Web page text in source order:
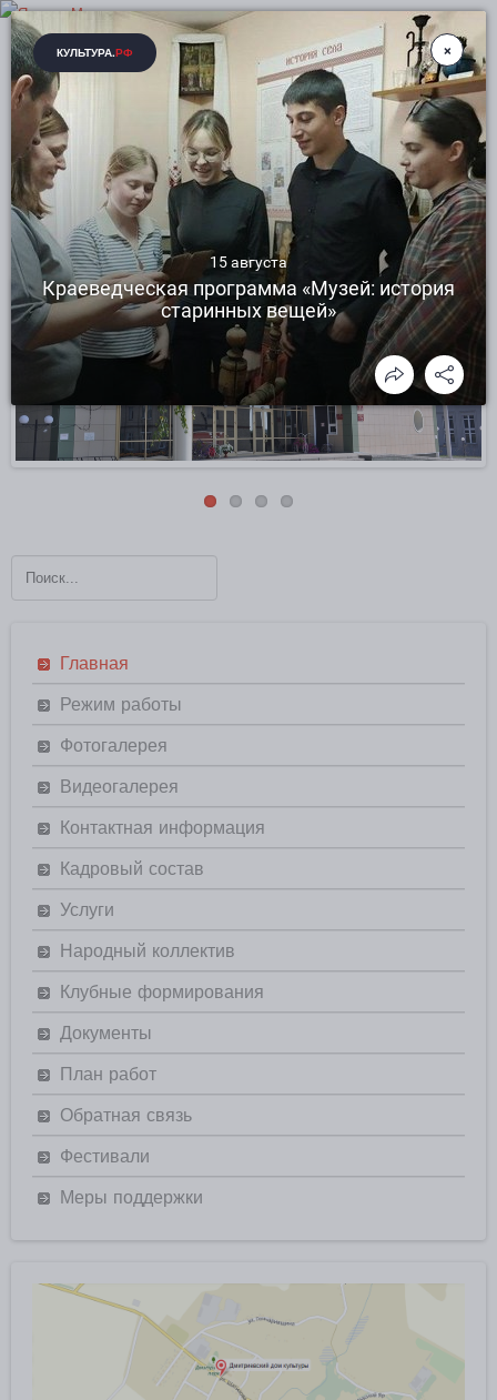
ДМИТРИЕВСКИЙ ЦЕНТР КУЛЬТУРНОГО
РАЗВИТИЯ РАКИТЯНСКОГО РАЙОНА
БЕЛГОРОДСКОЙ ОБЛАСТИ
Главная
Режим работы
Фотогалерея
Видеогалерея
Контактная информация
Кадровый состав
Услуги
Народный коллектив
Клубные формирования
Документы
План работ
Обратная связь
Фестивали
Меры поддержки